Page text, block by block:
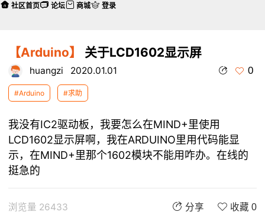
【Arduino】 关于LCD1602显示屏
huangzi 2020.01.01 0
#Arduino #求助
我没有IC2驱动板，我要怎么在MIND+里使用
LCD1602显示屏啊，我在ARDUINO里用代码能显
示，在MIND+里那个1602模块不能用咋办。在线的
挺急的
浏览量 26433 分享 收藏 0
社区首页 论坛 商城 登录